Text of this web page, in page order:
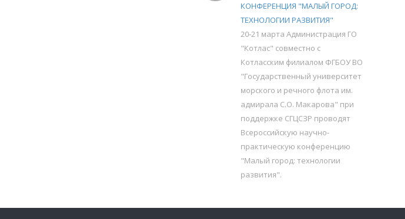
КОНФЕРЕНЦИЯ "МАЛЫЙ ГОРОД:
ТЕХНОЛОГИИ РАЗВИТИЯ"
20-21 марта Администрация ГО
"Котлас" совместно с
Котласским филиалом ФГБОУ ВО
"Государственный университет
морского и речного флота им.
адмирала С.О. Макарова" при
поддержке СГЦСЗР проводят
Всероссийскую научно-
практическую конференцию
"Малый город: технологии
развития".